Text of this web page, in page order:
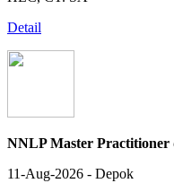
Detail
NNLP Master
11-Aug-2026 - Depok